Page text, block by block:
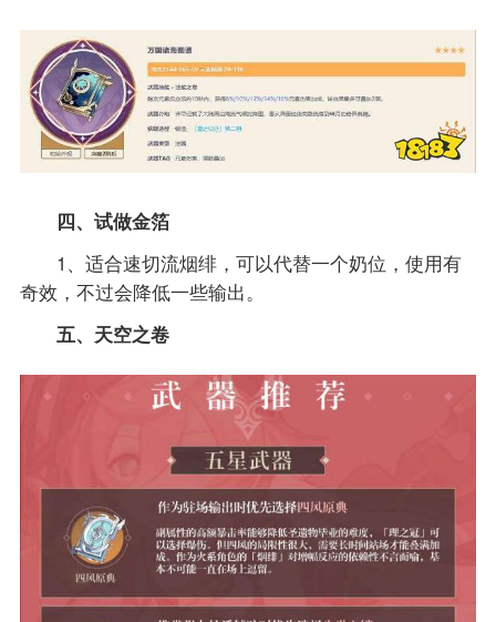
四、试做金箔
1、适合速切流烟绯，可以代替一个奶位，使用有
奇效，不过会降低一些输出。
五、天空之卷